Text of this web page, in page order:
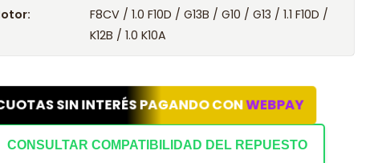
F8CV / 1.0 F10D / G13B / G10 / G13 / 1.1 F10D /
K12B / 1.0 K10A
SIN INTERÉS PAGANDO CONWEBPAY
CONSULTAR COMPATIBILIDAD DEL REPUESTO